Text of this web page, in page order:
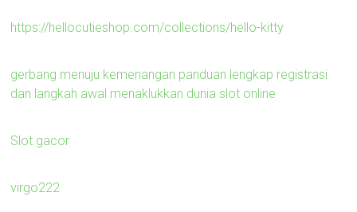
https://hellocutieshop.com/collections/hello-kitty
gerbang menuju kemenangan panduan lengkap registrasi
dan langkah awal menaklukkan dunia slot online
Slot gacor
virgo222